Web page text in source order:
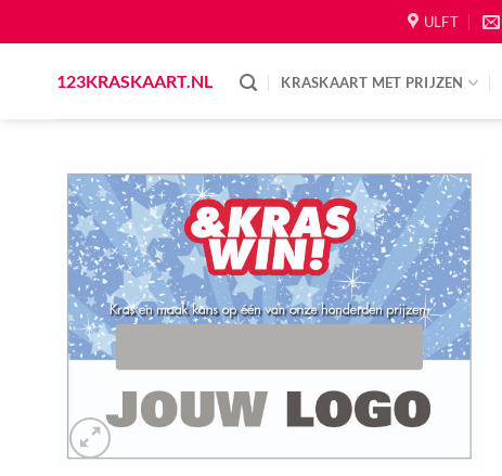
to
ULFT
123KRASKAART.NL KRASKAART MET PRIJZEN